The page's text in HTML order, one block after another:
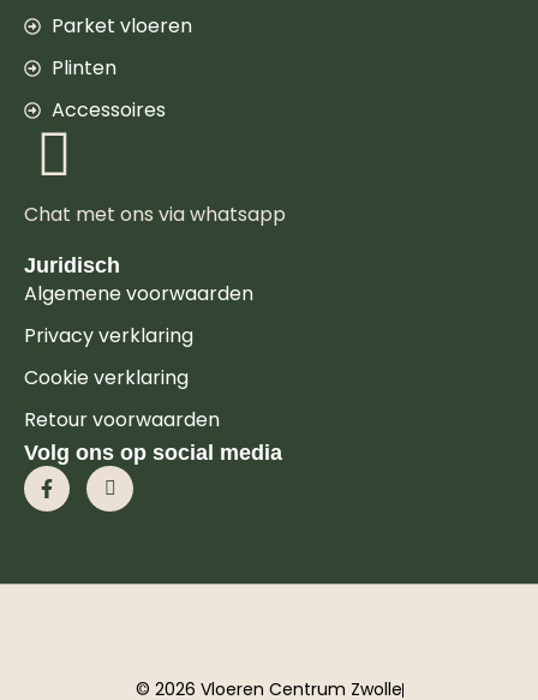
Parket vloeren
Plinten
Accessoires
Chat met ons via whatsapp
Juridisch
Algemene voorwaarden
Privacy verklaring
Cookie verklaring
Retour voorwaarden
Volg ons op social media
© 2026 Vloeren Centrum Zwolle